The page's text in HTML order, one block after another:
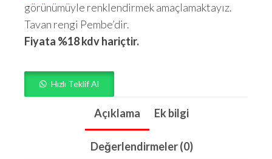
görünümüyle renklendirmek amaçlamaktayız.
Tavan rengi Pembe’dir.
Fiyata %18 kdv hariçtir.
Hızlı Teklif Al
Açıklama Ek bilgi
Değerlendirmeler (0)